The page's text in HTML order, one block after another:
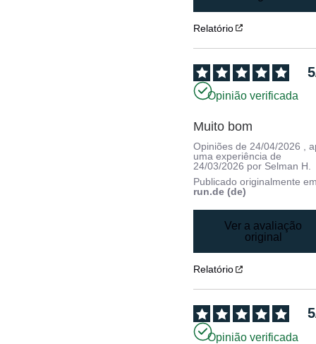
Relatório
5
Opinião verificada
Muito bom
Opiniões de 24/04/2026
,
uma experiência de
24/03/2026 por Selman H.
Publicado originalmente
run.de (de)
Ver a avaliação
original
Relatório
5
Opinião verificada